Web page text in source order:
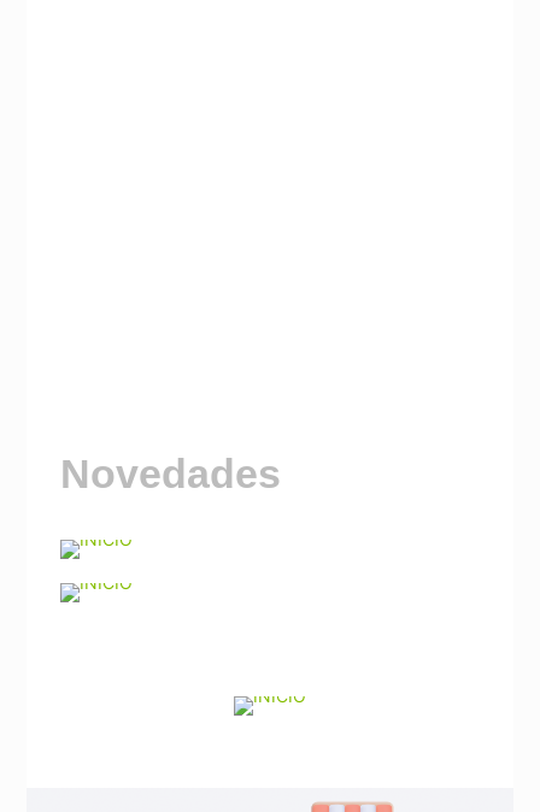
Novedades
Visitá nuestro Canal
Noticias